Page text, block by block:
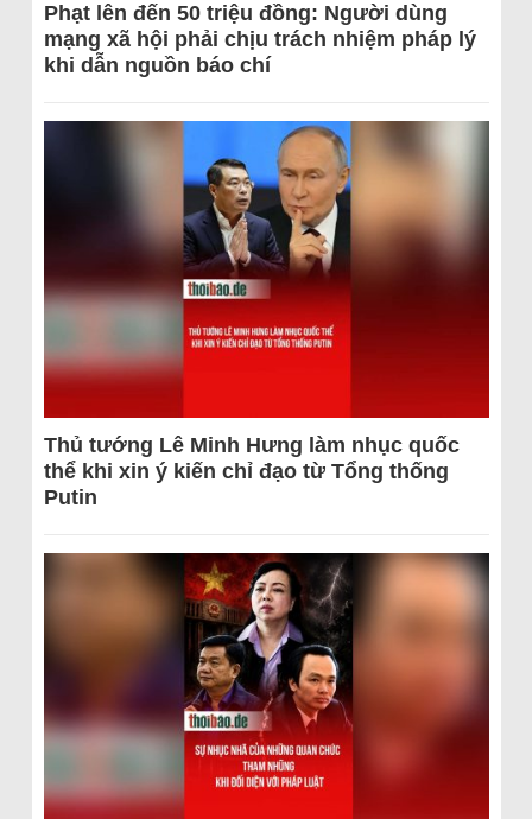
Phạt lên đến 50 triệu đồng: Người dùng
mạng xã hội phải chịu trách nhiệm pháp lý
khi dẫn nguồn báo chí
Thủ tướng Lê Minh Hưng làm nhục quốc
thể khi xin ý kiến chỉ đạo từ Tổng thống
Putin